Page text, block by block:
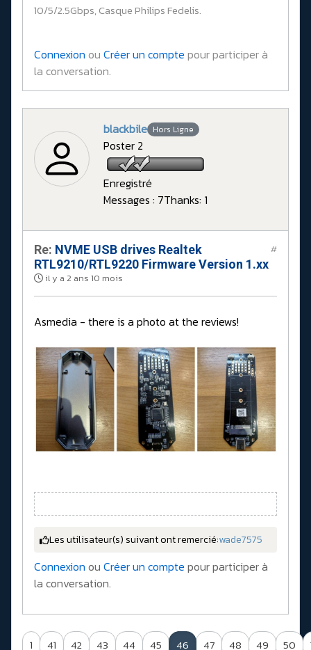
10/5/2.5Gbps, Casque Philips Fedelis.
Connexion ou Créer un compte pour participer à
la conversation.
blackbile Hors Ligne
Poster 2
Enregistré
Messages : 7Thanks: 1
Re: NVME USB drives Realtek
RTL9210/RTL9220 Firmware Version 1.xx
il y a 2 ans 10 mois
#
Asmedia - there is a photo at the reviews!
Les utilisateur(s) suivant ont remercié:wade7575
Connexion ou Créer un compte pour participer à
la conversation.
1 41 42 43 44 45 46 47 48 49 50